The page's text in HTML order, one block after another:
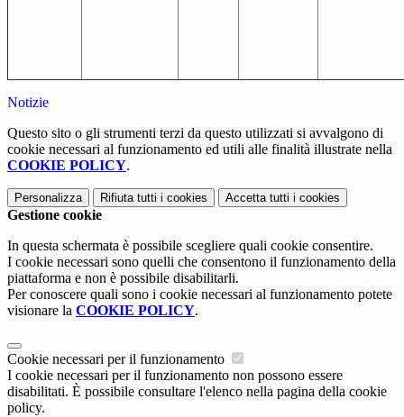
Notizie
Questo sito o gli strumenti terzi da questo utilizzati si avvalgono di
cookie necessari al funzionamento ed utili alle finalità illustrate nella
COOKIE POLICY.
Personalizza Rifiuta tutti i cookies Accetta tutti i cookies
Gestione cookie
In questa schermata è possibile scegliere quali cookie consentire.
I cookie necessari sono quelli che consentono il funzionamento della
piattaforma e non è possibile disabilitarli.
Per conoscere quali sono i cookie necessari al funzionamento potete
visionare la COOKIE POLICY.
Cookie necessari per il funzionamento
I cookie necessari per il funzionamento non possono essere
disabilitati. È possibile consultare l'elenco nella pagina della cookie
policy.